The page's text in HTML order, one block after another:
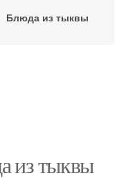
Блюда из тыквы
из тыквы